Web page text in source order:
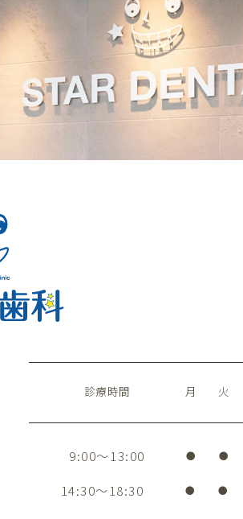
診療時間 月 火
9:00～13:00 ● ●
14:30～18:30 ● ●